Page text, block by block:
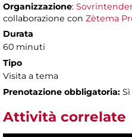
Organizzazione:
collaborazione con Zètema
Durata
60 minuti
Tipo
Visita a tema
Prenotazione obbligatoria: Sì
Attività correlate